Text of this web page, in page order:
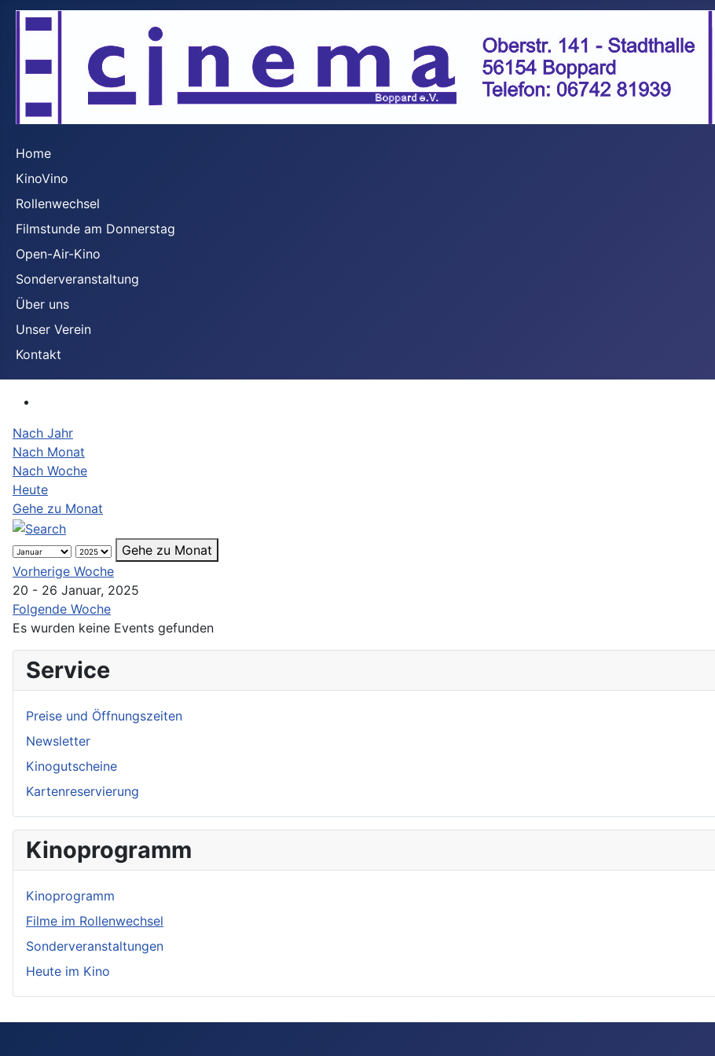
Home
KinoVino
Rollenwechsel
Filmstunde am Donnerstag
Open-Air-Kino
Sonderveranstaltung
Über uns
Unser Verein
Kontakt
Nach Jahr
Nach Monat
Nach Woche
Heute
Gehe zu Monat
Gehe zu Monat
Vorherige Woche
20 - 26 Januar, 2025
Folgende Woche
Es wurden keine Events gefunden
Service
Preise und Öffnungszeiten
Newsletter
Kinogutscheine
Kartenreservierung
Kinoprogramm
Kinoprogramm
Filme im Rollenwechsel
Sonderveranstaltungen
Heute im Kino